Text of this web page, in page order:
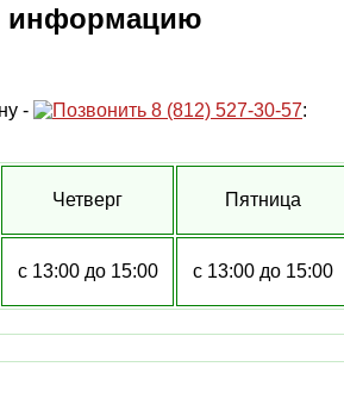
информацию
- 8 (812) 527-30-57:
Четверг Пятница
с 13:00 до 15:00 с 13:00 до 15:00